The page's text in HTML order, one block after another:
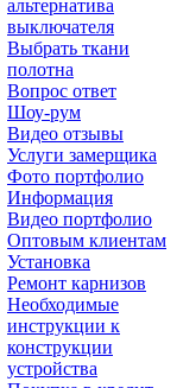
альтернатива
выключателя
Выбрать ткани
полотна
Вопрос ответ
Шоу-рум
Видео отзывы
Услуги замерщика
Фото портфолио
Информация
Видео портфолио
Оптовым клиентам
Установка
Ремонт карнизов
Необходимые
инструкции к
конструкции
устройства